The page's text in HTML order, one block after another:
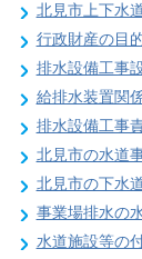
北見市上下水
行政財産の目
排水設備工事
給排水装置関
排水設備工事
北見市の水道
北見市の下水
事業場排水の
水道施設等の